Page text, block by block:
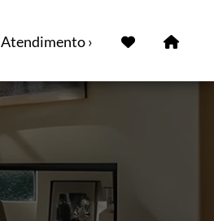
Atendimento ›